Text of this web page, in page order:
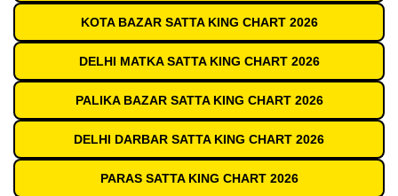
KOTA BAZAR SATTA KING CHART 2026
DELHI MATKA SATTA KING CHART 2026
PALIKA BAZAR SATTA KING CHART 2026
DELHI DARBAR SATTA KING CHART 2026
PARAS SATTA KING CHART 2026